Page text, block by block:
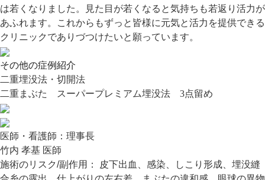
は若くなりました。見た目が若くなると気持ちも若返り活力が
あふれます。これからもずっと皆様に元気と活力を提供できる
クリニックでありづつけたいと願っています。
その他の症例紹介
二重埋没法・切開法
二重まぶた スーパープレミアム埋没法 3点留め
医師・看護師： 理事長
竹内 孝基 医師
施術のリスク/副作用：
皮下出血、感染、しこり形成、埋没縫